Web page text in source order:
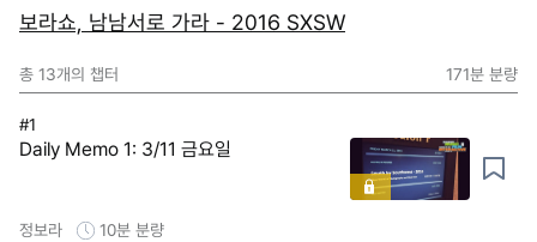
보라쇼, 남남서로 가라 - 2016 SXSW
총 13개의 챕터 171분 분량
#1
Daily Memo 1: 3/11 금요일
정보라 10분 분량